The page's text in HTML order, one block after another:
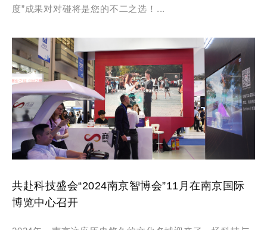
度”成果对对碰将是您的不二之选！...
​共赴科技盛会“2024南京智博会”11月在南京国际
博览中心召开